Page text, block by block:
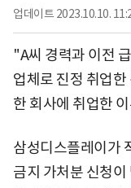
업데이트 2023.10.10.
"A씨 경력과 이전
업체로 진정 취업
한 회사에 취업한
삼성디스플레이가
금지 가처분 신청